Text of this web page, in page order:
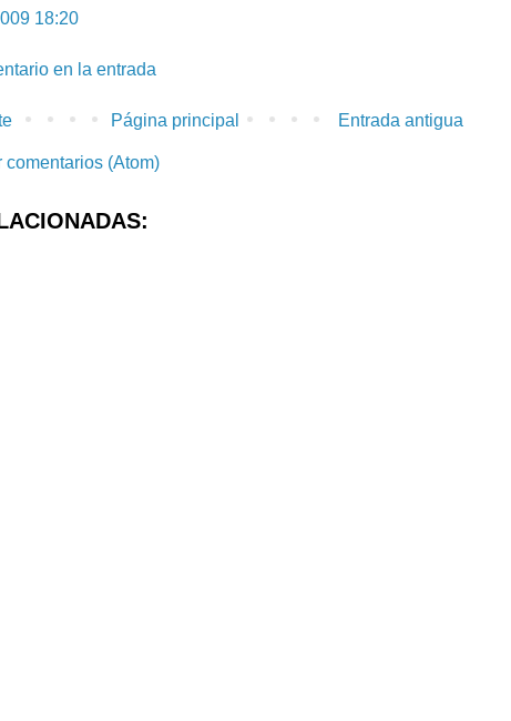
18:20
en la entrada
Entrada antigua
Página principal
comentarios (Atom)